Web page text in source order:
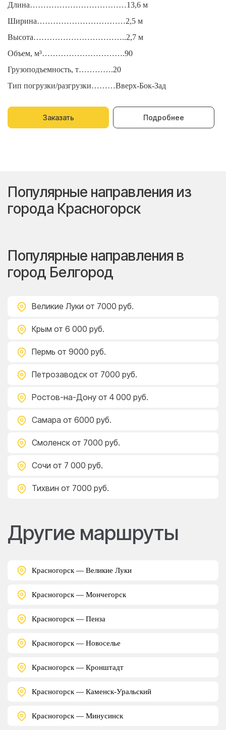
Длина………………………………13,6 м
Ширина……………………………2,5 м
Высота……………………………..2,7 м
Объем, м³………………………….90
Грузоподъемность, т………….20
Тип погрузки/разгрузки………Вверх-Бок-Зад
Заказать Подробнее
Популярные направления из
города Красногорск
Популярные направления в
город Белгород
Великие Луки от 7000 руб.
Крым от 6 000 руб.
Пермь от 9000 руб.
Петрозаводск от 7000 руб.
Ростов-на-Дону от 4 000 руб.
Самара от 6000 руб.
Смоленск от 7000 руб.
Сочи от 7 000 руб.
Тихвин от 7000 руб.
Другие маршруты
Красногорск — Великие Луки
Красногорск — Мончегорск
Красногорск — Пенза
Красногорск — Новоселье
Красногорск — Кронштадт
Красногорск — Каменск-Уральский
Красногорск — Минусинск